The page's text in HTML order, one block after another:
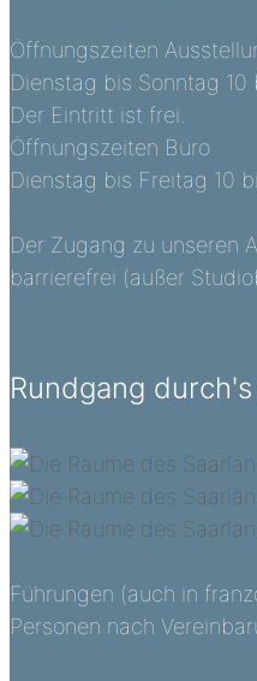
Öffnungszeiten
Dienstag bis Sonntag 10
Der Eintritt ist frei.
Öffnungszeiten Büro
Dienstag bis Freitag 10
Der Zugang zu unseren
barrierefrei (außer
Rundgang
Führungen (auch in
Personen nach